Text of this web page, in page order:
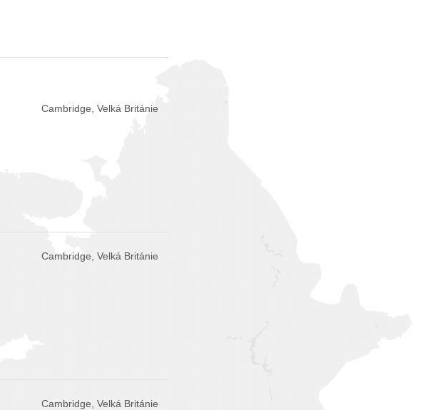
Cambridge, Velká Británie
Cambridge, Velká Británie
Cambridge, Velká Británie